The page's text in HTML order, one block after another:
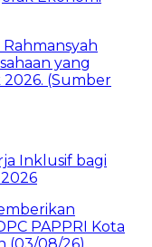
Inklusif bagi